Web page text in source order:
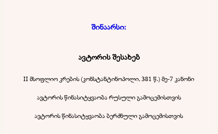
შინაარსი:
ავტორის შესახებ
II მსოფლიო კრების (კონსტანტინოპოლი, 381 წ.) მე-7 კანონი
ავტორის წინასიტყვაობა რუსული გამოცემისთვის
ავტორის წინასიტყვაობა ბერძნული გამოცემისთვის